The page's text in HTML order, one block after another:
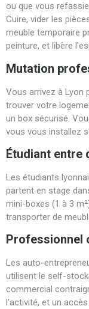
ou que vous
Cuire, vider les
meuble temporaire
peinture, et libère
Mutation
Vous arrivez à Lyon
trouver votre
un box sécurisé.
vous vous installez
Étudiant entre
Les étudiants
partent en stage
mini-boxes (1 à 3
transporter de
Professionnel
Les auto-
utilisent le self-
commercial
l’activité, et un